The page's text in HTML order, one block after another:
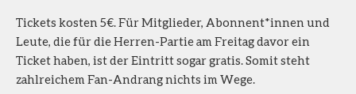
Tickets kosten 5€. Für Mitglieder, Abonnent*innen und
Leute, die für die Herren-Partie am Freitag davor ein
Ticket haben, ist der Eintritt sogar gratis. Somit steht
zahlreichem Fan-Andrang nichts im Wege.